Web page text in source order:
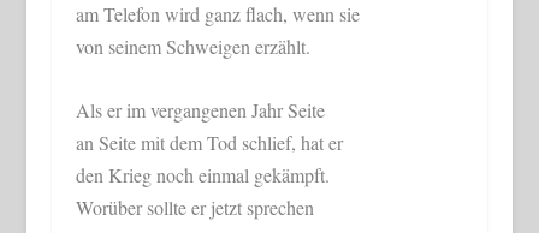
am Telefon wird ganz flach, wenn sie
von seinem Schweigen erzählt.
Als er im vergangenen Jahr Seite
an Seite mit dem Tod schlief, hat er
den Krieg noch einmal gekämpft.
Worüber sollte er jetzt sprechen